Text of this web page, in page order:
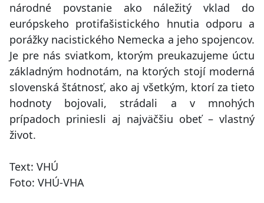
národné povstanie ako náležitý vklad do
európskeho protifašistického hnutia odporu a
porážky nacistického Nemecka a jeho spojencov.
Je pre nás sviatkom, ktorým preukazujeme úctu
základným hodnotám, na ktorých stojí moderná
slovenská štátnosť, ako aj všetkým, ktorí za tieto
hodnoty bojovali, strádali a v mnohých
prípadoch priniesli aj najväčšiu obeť – vlastný
život.
Text: VHÚ
Foto: VHÚ-VHA